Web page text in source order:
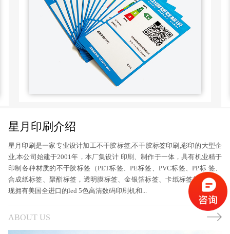
星月印刷介绍
星月印刷是一家专业设计加工不干胶标签,不干胶标签印刷,彩印的大型企
业,本公司始建于2001年，本厂集设计 印刷、制作于一体，具有机业精于
印制各种材质的不干胶标签（PET标签、PE标签、PVC标签、PP标 签、
合成纸标签、聚酯标签，透明膜标签、金银箔标签、卡纸标签等） 公司
现拥有美国全进口的led 5色高清数码印刷机和...
ABOUT US